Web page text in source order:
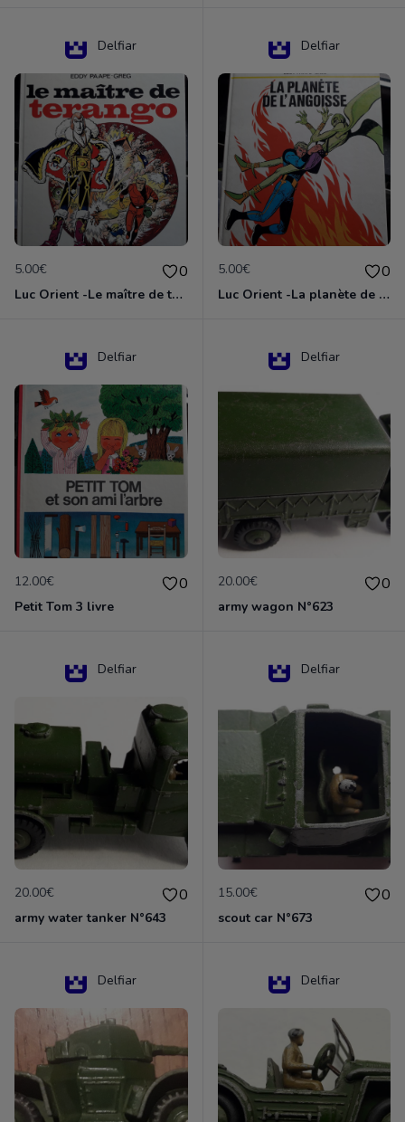
Delfiar
5.00€ 0
Luc Orient -Le maître de terango
Delfiar
5.00€ 0
Luc Orient -La planète de l'angoisse
Delfiar
12.00€ 0
Petit Tom 3 livre
Delfiar
20.00€ 0
army wagon N°623
Delfiar
20.00€ 0
army water tanker N°643
Delfiar
15.00€ 0
scout car N°673
Delfiar Delfiar